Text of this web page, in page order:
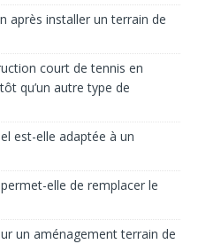
après installer un terrain de
court de tennis en
qu’un autre type de
est-elle adaptée à un
elle de remplacer le
un aménagement terrain de